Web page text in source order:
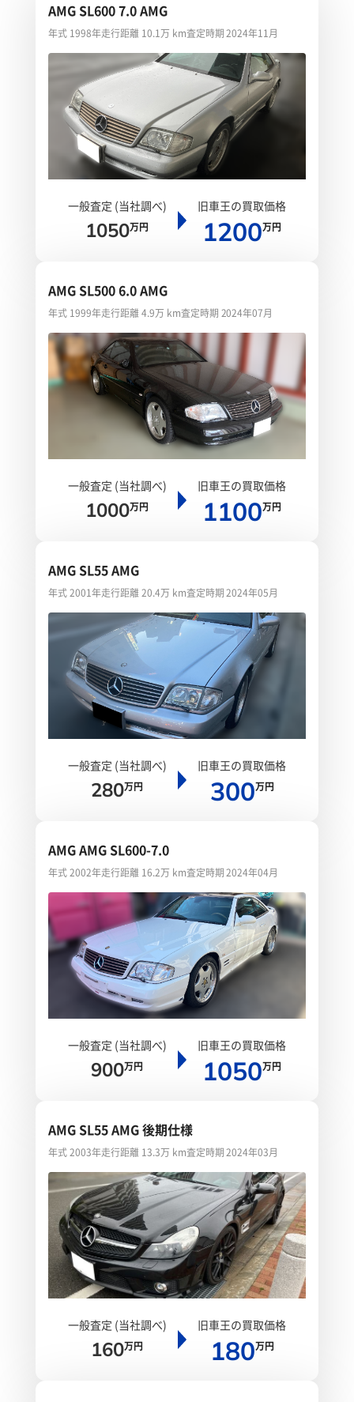
AMG SL600 7.0 AMG
年式 1998年走行距離 10.1万 km査定時期 2024年11月
一般査定 (当社調べ)
1050万円
旧車王の買取価格
1200万円
AMG SL500 6.0 AMG
年式 1999年走行距離 4.9万 km査定時期 2024年07月
一般査定 (当社調べ)
1000万円
旧車王の買取価格
1100万円
AMG SL55 AMG
年式 2001年走行距離 20.4万 km査定時期 2024年05月
一般査定 (当社調べ)
280万円
旧車王の買取価格
300万円
AMG AMG SL600-7.0
年式 2002年走行距離 16.2万 km査定時期 2024年04月
一般査定 (当社調べ)
900万円
旧車王の買取価格
1050万円
AMG SL55 AMG 後期仕様
年式 2003年走行距離 13.3万 km査定時期 2024年03月
一般査定 (当社調べ)
160万円
旧車王の買取価格
180万円